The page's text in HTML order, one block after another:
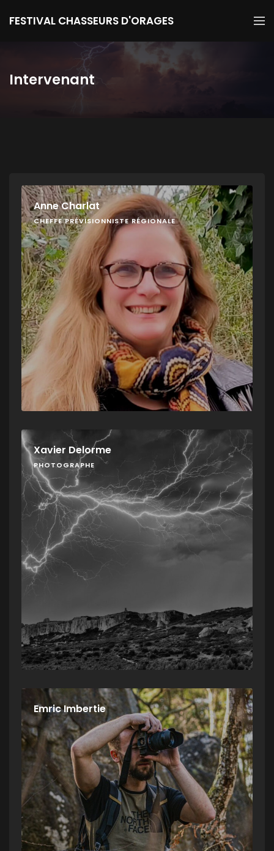
FESTIVAL CHASSEURS D'ORAGES
Intervenant
Anne Charlat
CHEFFE PRÉVISIONNISTE RÉGIONALE
Xavier Delorme
PHOTOGRAPHE
Emric Imbertie